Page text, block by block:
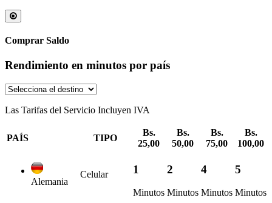
Comprar Saldo
Rendimiento en minutos por país
Las Tarifas del Servicio Incluyen IVA
PAÍS TIPO
Bs.
25,00
Bs.
50,00
Bs.
75,00
Bs.
100,00
Alemania
Celular 1
Minutos
2
Minutos
4
Minutos
5
Minutos